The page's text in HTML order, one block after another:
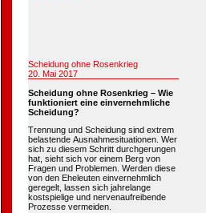
Scheidung ohne Rosenkrieg
Veröffentlicht
am
20. Mai 2017
Scheidung ohne Rosenkrieg – Wie
funktioniert eine einvernehmliche
Scheidung?
Trennung und Scheidung sind extrem
belastende Ausnahmesituationen. Wer
sich zu diesem Schritt durchgerungen
hat, sieht sich vor einem Berg von
Fragen und Problemen. Werden diese
von den Eheleuten einvernehmlich
geregelt, lassen sich jahrelange
kostspielige und nervenaufreibende
Prozesse vermeiden.